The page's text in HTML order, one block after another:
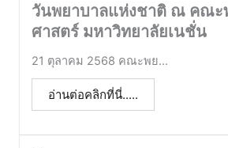
วันพยาบาลแห่งชาติ ณ คณะ
ศาสตร์ มหาวิทยาลัยเนชั่น
21 ตุลาคม 2568 คณะพย...
อ่านต่อคลิกที่นี่.....